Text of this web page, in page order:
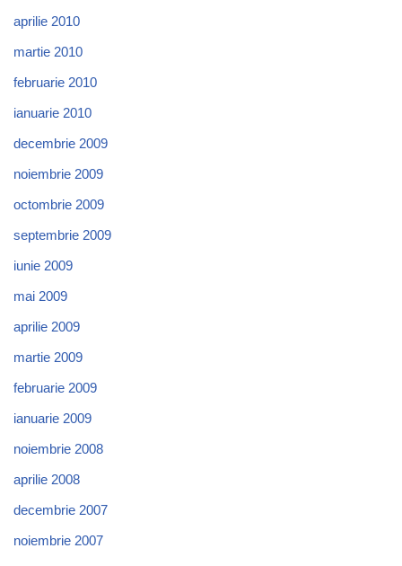
aprilie 2010
martie 2010
februarie 2010
ianuarie 2010
decembrie 2009
noiembrie 2009
octombrie 2009
septembrie 2009
iunie 2009
mai 2009
aprilie 2009
martie 2009
februarie 2009
ianuarie 2009
noiembrie 2008
aprilie 2008
decembrie 2007
noiembrie 2007